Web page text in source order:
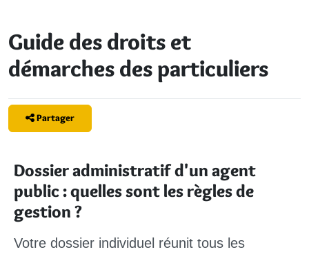
Guide des droits et
démarches des particuliers
Partager
Dossier administratif d'un agent
public : quelles sont les règles de
gestion ?
Votre dossier individuel réunit tous les